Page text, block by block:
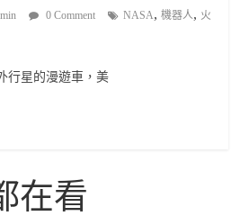
0 Comment NASA,機器人, 火
行星的漫遊車，美
在看